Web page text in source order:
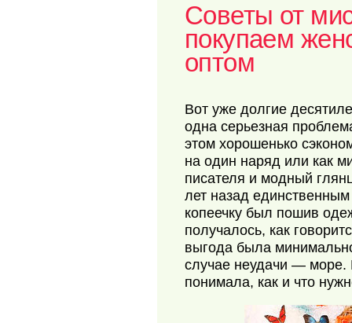
Советы от
покупаем
оптом
Вот уже долгие
одна серьезная
этом хорошенько
на один наряд или как
писателя и модный
лет назад
копеечку был пошив
получалось, как
выгода была
случае неудачи —
понимала, как и что